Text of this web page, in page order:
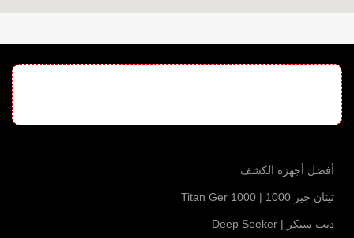
أفضل أجهزة الكشف
تيتان جير 1000 | Titan Ger 1000
ديب سيكر | Deep Seeker